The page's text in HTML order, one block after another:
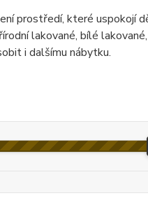
prostředí, které uspokojí
lakované, bílé
i dalšímu nábytku.